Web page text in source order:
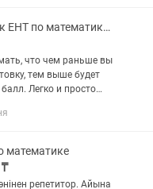
Подготовка к ЕНТ по математике и математической грамотности
что чем раньше вы
тем выше будет
и просто
Подскажем
математике
₸
репетитор. Айына